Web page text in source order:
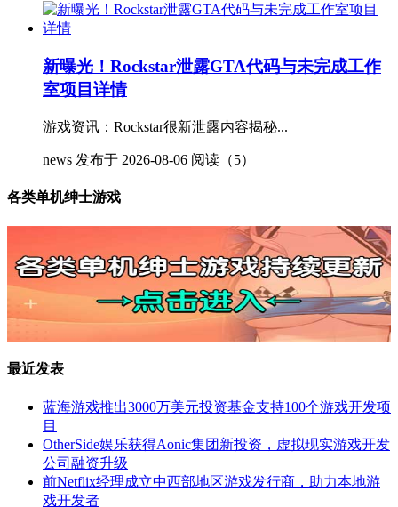
新曝光！Rockstar泄露GTA代码与未完成工作
室项目详情
游戏资讯：Rockstar很新泄露内容揭秘...
news 发布于 2026-08-06 阅读（5）
各类单机绅士游戏
最近发表
蓝海游戏推出3000万美元投资基金支持100个游戏开发项
目
OtherSide娱乐获得Aonic集团新投资，虚拟现实游戏开发
公司融资升级
前Netflix经理成立中西部地区游戏发行商，助力本地游
戏开发者